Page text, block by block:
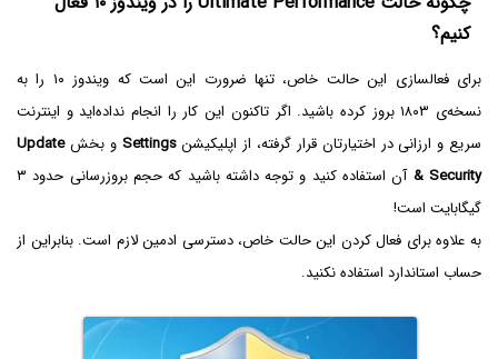
کنیم؟
برای فعالسازی این حالت خاص، تنها ضرورت این است که ویندوز ۱۰ را به
نسخه‌ی ۱۸۰۳ بروز کرده باشید. اگر تاکنون این کار را انجام نداده‌اید و اینترنت
سریع و ارزانی در اختیارتان قرار گرفته، از اپلیکیشنSettings و بخشUpdate
& Security
آن استفاده کنید و توجه داشته باشید که حجم بروزرسانی حدود ۳
گیگابایت است!
به علاوه برای فعال کردن این حالت خاص، دسترسی ادمین لازم است. بنابراین از
حساب استاندارد استفاده نکنید.